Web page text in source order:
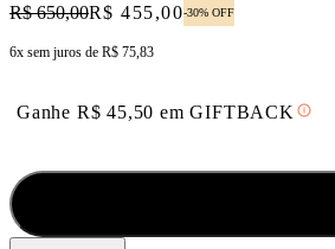
Original price:
R$ 650,00Price:
R$ 455,00-30% OFF
6x sem juros de R$ 75,83
Ganhe R$45,50 emGIFTBACK